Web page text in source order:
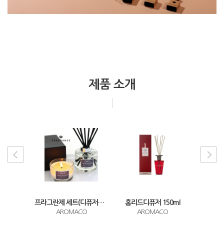
제품 소개
홈리드디퓨저 150ml
AROMACO
허브디퓨저 100ml
AROMACO